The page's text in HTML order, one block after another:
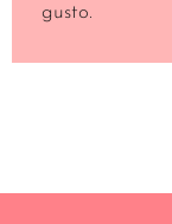
gusto.